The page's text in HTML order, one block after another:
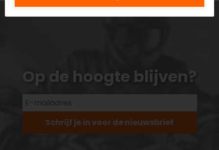
Op de hoogte blijven?
Schrijf je in voor de nieuwsbrief